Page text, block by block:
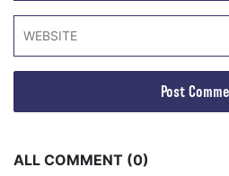
ALL COMMENT (0)